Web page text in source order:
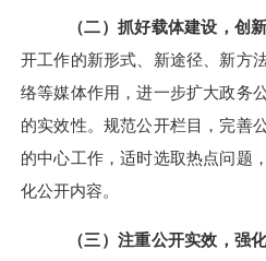
（二）抓好载体建设，创
开工作的新形式、新途径 、新方
络等媒体作用，进一步扩大政务
的实效性。规范公开栏目，完善
的中心工作，适时选取热点问题
化公开内容。
（三）注重公开实效，强